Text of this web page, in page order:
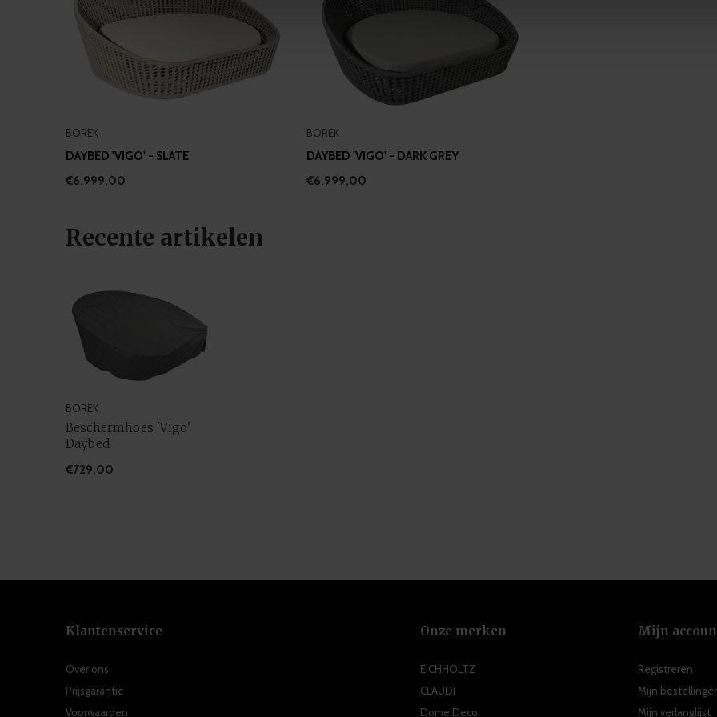
information about your use of our site with our social media, advertising and analytics
other information that you’ve provided to them or that they’ve collected from your use of their
BOREK
DAYBED 'VIGO' - SLATE
€6.999,00
BOREK
DAYBED 'VIGO' - DARK GREY
€6.999,00
Recente artikelen
BOREK
Beschermhoes 'Vigo'
Daybed
€729,00
Klantenservice
Over ons
Prijsgarantie
Voorwaarden
Onze merken
EICHHOLTZ
CLAUDI
Dome Deco
Mijn
Registreren
Mijn
Mijn verlanglijst